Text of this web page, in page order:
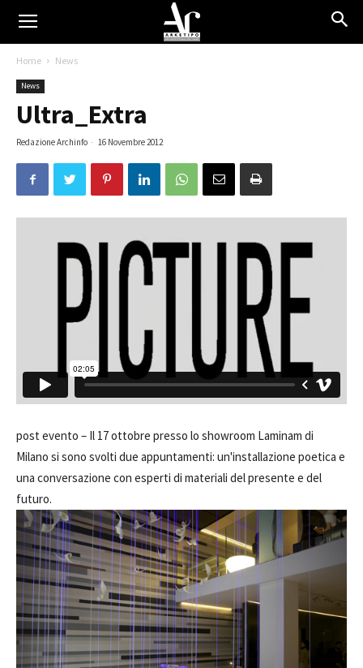
Home News
News
Ultra_Extra
Redazione Archinfo - 16 Novembre 2012
post evento – Il 17 ottobre presso lo showroom Laminam di
Milano si sono svolti due appuntamenti: un'installazione poetica e
una conversazione con esperti di materiali del presente e del
futuro.